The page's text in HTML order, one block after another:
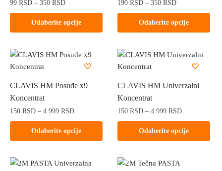
99 RSD – 350 RSDRaspon
cena:
od
99 RSD
350 RSD
Odaberite opcije
proizvod
više
varijanti.
mogu
biti
izabrane
stranici
190RSD – 350RSDRaspon
cena:
od
190 RSD
350 RSD
Odaberite opcije
proizvod
više
varijanti.
mogu
biti
izabrane
stranici
CLAVIS HM Posuđe x9
Koncentrat
150 RSD – 4.999 RSDRaspon
cena:
od
150 RSD
4.999 RSD
Odaberite opcije
proizvod
više
CLAVIS HM Univerzalni
Koncentrat
150RSD – 4.999RSDRaspon
cena:
od
150 RSD
Odaberite opcije
proizvod
više